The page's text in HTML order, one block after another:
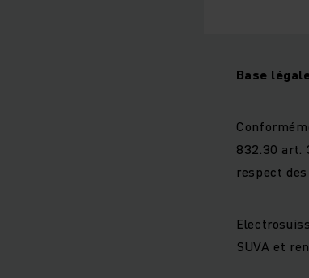
Base
832.30 art.
respect
SUVA et